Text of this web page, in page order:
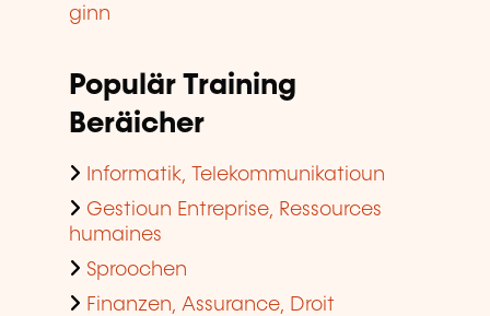
ginn
Populär Training
Beräicher
Informatik, Telekommunikatioun
Gestioun Entreprise, Ressources
humaines
Sproochen
Finanzen, Assurance, Droit